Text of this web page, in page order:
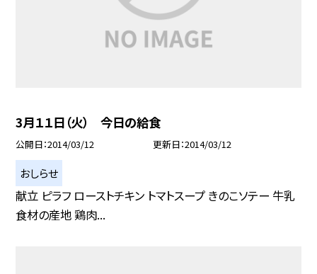
3月１１日（火） 今日の給食
公開日 2014/03/12 更新日 2014/03/12
おしらせ
献立 ピラフ ローストチキン トマトスープ きのこソテー 牛乳
食材の産地 鶏肉...